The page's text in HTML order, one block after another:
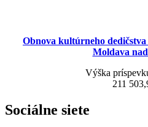
Obnova kultúrneho dedičstva
Moldava
Výška
211
Sociálne siete